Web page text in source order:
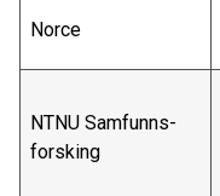
Norce
NTNU Samfunns-
forsking